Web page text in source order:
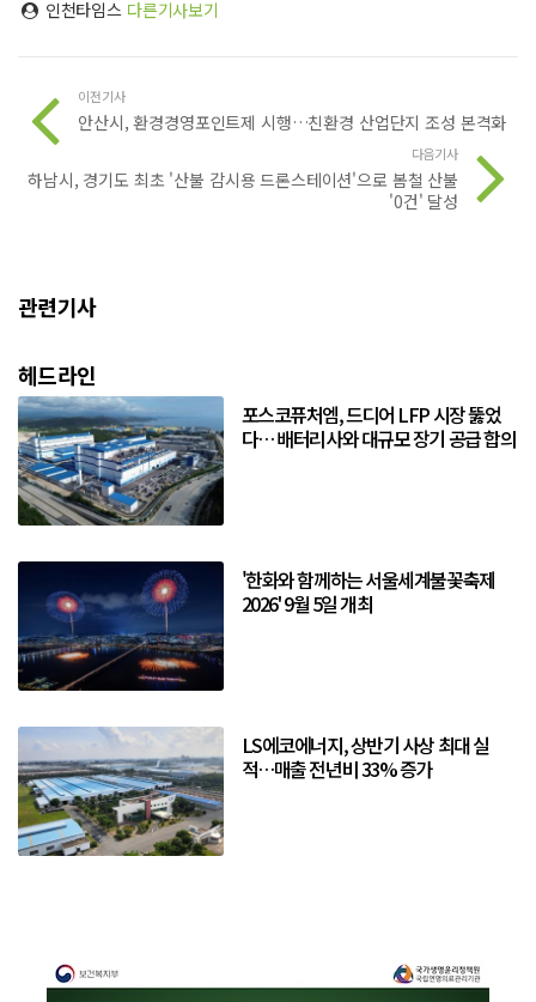
인천타임스 다른기사보기
이전기사
안산시, 환경경영포인트제 시행…친환경 산업단지 조성 본격화
다음기사
하남시, 경기도 최초 '산불 감시용 드론스테이션'으로 봄철 산불
'0건' 달성
관련기사
헤드라인
포스코퓨처엠, 드디어 LFP 시장 뚫었
다… 배터리사와 대규모 장기 공급 합의
'한화와 함께하는 서울세계불꽃축제
2026' 9월 5일 개최
LS에코에너지, 상반기 사상 최대 실
적…매출 전년비 33% 증가